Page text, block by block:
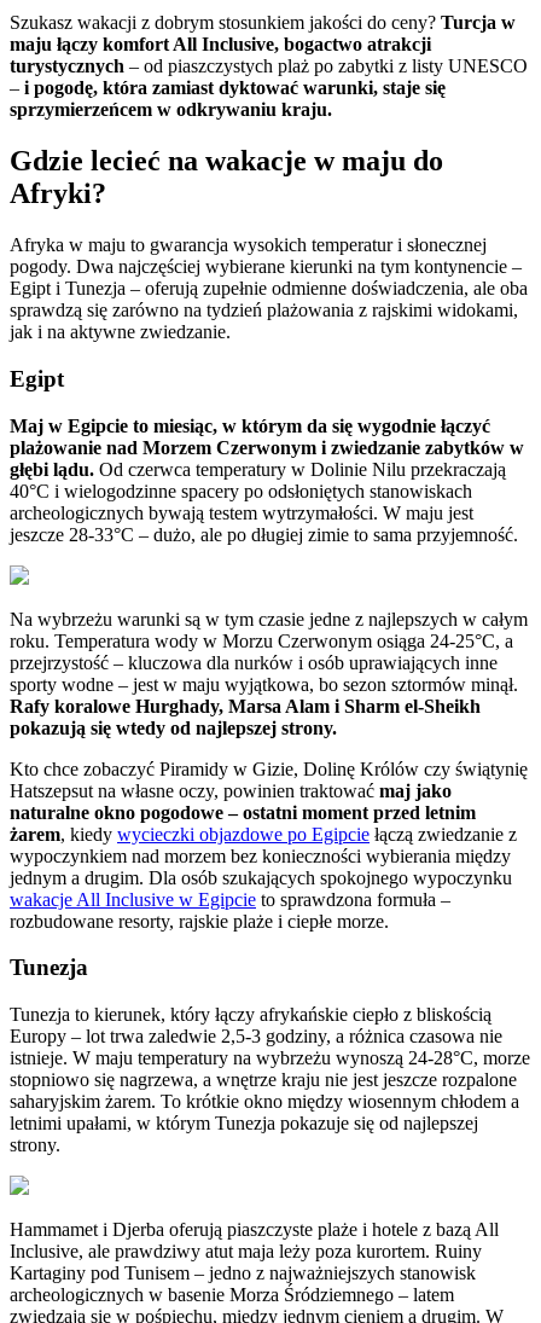
Szukasz wakacji z dobrym stosunkiem jakości do ceny? Turcja w
maju łączy komfort All Inclusive, bogactwo atrakcji
turystycznych – od piaszczystych plaż po zabytki z listy UNESCO
– i pogodę, która zamiast dyktować warunki, staje się
sprzymierzeńcem w odkrywaniu kraju.
Gdzie lecieć na wakacje w maju do
Afryki?
Afryka w maju to gwarancja wysokich temperatur i słonecznej
pogody. Dwa najczęściej wybierane kierunki na tym kontynencie –
Egipt i Tunezja – oferują zupełnie odmienne doświadczenia, ale oba
sprawdzą się zarówno na tydzień plażowania z rajskimi widokami,
jak i na aktywne zwiedzanie.
Egipt
Maj w Egipcie to miesiąc, w którym da się wygodnie łączyć
plażowanie nad Morzem Czerwonym i zwiedzanie zabytków w
głębi lądu. Od czerwca temperatury w Dolinie Nilu przekraczają
40°C i wielogodzinne spacery po odsłoniętych stanowiskach
archeologicznych bywają testem wytrzymałości. W maju jest
jeszcze 28-33°C – dużo, ale po długiej zimie to sama przyjemność.
Na wybrzeżu warunki są w tym czasie jedne z najlepszych w całym
roku. Temperatura wody w Morzu Czerwonym osiąga 24-25°C, a
przejrzystość – kluczowa dla nurków i osób uprawiających inne
sporty wodne – jest w maju wyjątkowa, bo sezon sztormów minął.
Rafy koralowe Hurghady, Marsa Alam i Sharm el-Sheikh
pokazują się wtedy od najlepszej strony.
Kto chce zobaczyć Piramidy w Gizie, Dolinę Królów czy świątynię
Hatszepsut na własne oczy, powinien traktować maj jako
naturalne okno pogodowe – ostatni moment przed letnim
żarem, kiedy wycieczki objazdowe po Egipcie łączą zwiedzanie z
wypoczynkiem nad morzem bez konieczności wybierania między
jednym a drugim. Dla osób szukających spokojnego wypoczynku
wakacje All Inclusive w Egipcie to sprawdzona formuła –
rozbudowane resorty, rajskie plaże i ciepłe morze.
Tunezja
Tunezja to kierunek, który łączy afrykańskie ciepło z bliskością
Europy – lot trwa zaledwie 2,5-3 godziny, a różnica czasowa nie
istnieje. W maju temperatury na wybrzeżu wynoszą 24-28°C, morze
stopniowo się nagrzewa, a wnętrze kraju nie jest jeszcze rozpalone
saharyjskim żarem. To krótkie okno między wiosennym chłodem a
letnimi upałami, w którym Tunezja pokazuje się od najlepszej
strony.
Hammamet i Djerba oferują piaszczyste plaże i hotele z bazą All
Inclusive, ale prawdziwy atut maja leży poza kurortem. Ruiny
Kartaginy pod Tunisem – jedno z najważniejszych stanowisk
archeologicznych w basenie Morza Śródziemnego – latem
zwiedzają się w pośpiechu, między jednym cieniem a drugim. W